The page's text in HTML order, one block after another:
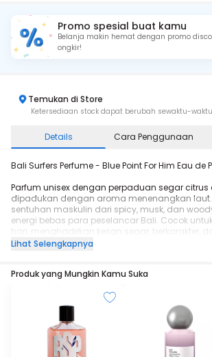
Promo spesial buat kamu
Belanja makin hemat dengan promo
ongkir!
Temukan di Store
Ketersediaan stock dapat berubah sewaktu-waktu
Details Cara Penggunaan
Bali Surfers Perfume - Blue Point For Him Eau de
Parfum unisex dengan perpaduan segar
dipadukan dengan aroma menenangkan laut.
sentuhan maskulin dari spicy, musk, dan
energi bebas para peselancar Bali. Cocok
hari, menghadirkan kesan segar, berkarakter,
semangat.
hari.
Top Notes : Citrus, Fruity, Oceanic.
Middle Notes : Flowery, Warm Spicy, Marine.
Base Notes : Musky, Woody.
Lihat Selengkapnya
Produk yang Mungkin Kamu Suka